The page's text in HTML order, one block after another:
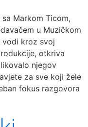
Markom Ticom,
u Muzičkom
vodi kroz svoj
otkriva
njegov
za sve koji žele
fokus razgovora